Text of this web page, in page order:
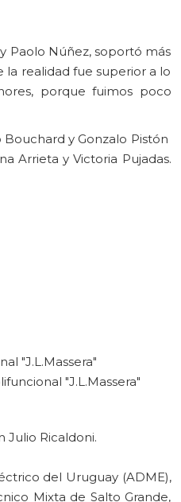
Paolo Núñez, soportó más
la realidad fue superior a lo
porque fuimos poco
y Gonzalo Pistón
Arrieta y Victoria Pujadas.
"J.L.Massera"
"J.L.Massera"
Julio Ricaldoni.
del Uruguay (ADME),
Mixta de Salto Grande,